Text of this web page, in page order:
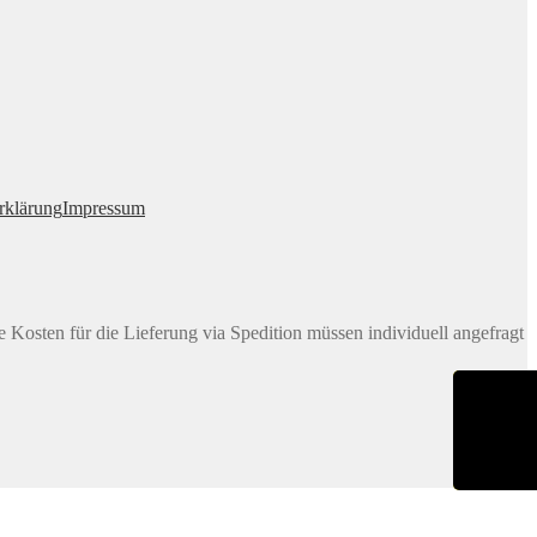
Impressum
für die Lieferung via Spedition müssen individuell angefragt